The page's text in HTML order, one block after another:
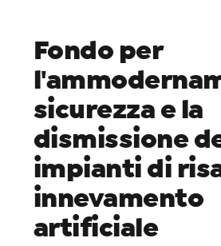
Fondo per
sicurezza e la
dismissione
impianti di
innevamento
artificiale